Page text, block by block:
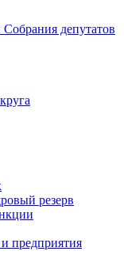
депутатов
резерв
предприятия